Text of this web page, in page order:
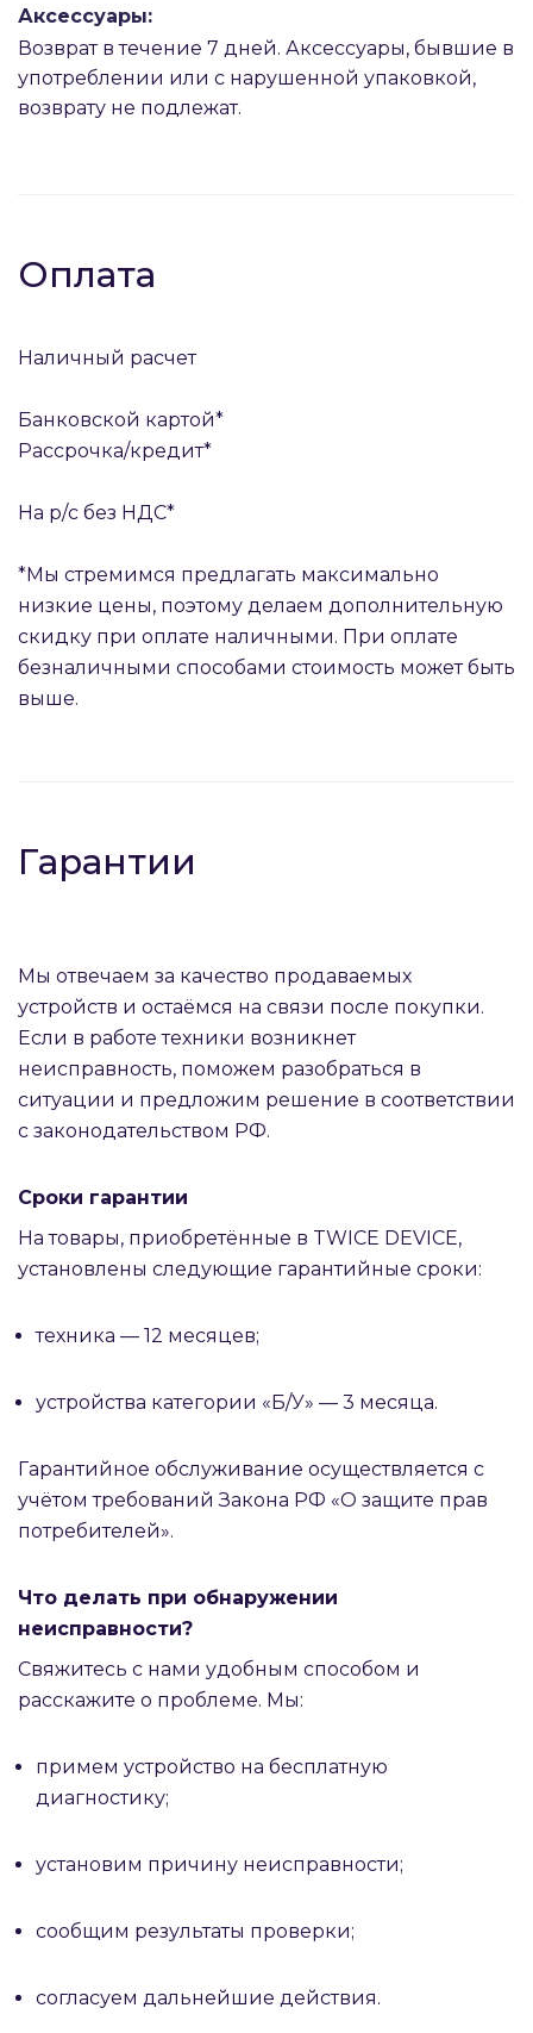
Аксессуары:
Возврат в течение 7 дней. Аксессуары, бывшие в
употреблении или с нарушенной упаковкой,
возврату не подлежат.
Оплата
Наличный расчет
Банковской картой*
Рассрочка/кредит*
На р/с без НДС*
*Мы стремимся предлагать максимально
низкие цены, поэтому делаем дополнительную
скидку при оплате наличными. При оплате
безналичными способами стоимость может быть
выше.
Гарантии
Мы отвечаем за качество продаваемых
устройств и остаёмся на связи после покупки.
Если в работе техники возникнет
неисправность, поможем разобраться в
ситуации и предложим решение в соответствии
с законодательством РФ.
Сроки гарантии
На товары, приобретённые в TWICE DEVICE,
установлены следующие гарантийные сроки:
техника — 12 месяцев;
устройства категории «Б/У» — 3 месяца.
Гарантийное обслуживание осуществляется с
учётом требований Закона РФ «О защите прав
потребителей».
Что делать при обнаружении
неисправности?
Свяжитесь с нами удобным способом и
расскажите о проблеме. Мы:
примем устройство на бесплатную
диагностику;
установим причину неисправности;
сообщим результаты проверки;
согласуем дальнейшие действия.